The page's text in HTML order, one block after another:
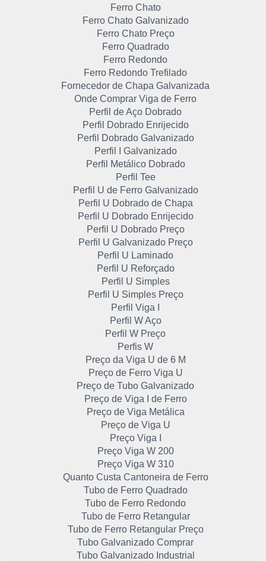
Ferro Chato
Ferro Chato Galvanizado
Ferro Chato Preço
Ferro Quadrado
Ferro Redondo
Ferro Redondo Trefilado
Fornecedor de Chapa Galvanizada
Onde Comprar Viga de Ferro
Perfil de Aço Dobrado
Perfil Dobrado Enrijecido
Perfil Dobrado Galvanizado
Perfil I Galvanizado
Perfil Metálico Dobrado
Perfil Tee
Perfil U de Ferro Galvanizado
Perfil U Dobrado de Chapa
Perfil U Dobrado Enrijecido
Perfil U Dobrado Preço
Perfil U Galvanizado Preço
Perfil U Laminado
Perfil U Reforçado
Perfil U Simples
Perfil U Simples Preço
Perfil Viga I
Perfil W Aço
Perfil W Preço
Perfis W
Preço da Viga U de 6 M
Preço de Ferro Viga U
Preço de Tubo Galvanizado
Preço de Viga I de Ferro
Preço de Viga Metálica
Preço de Viga U
Preço Viga I
Preço Viga W 200
Preço Viga W 310
Quanto Custa Cantoneira de Ferro
Tubo de Ferro Quadrado
Tubo de Ferro Redondo
Tubo de Ferro Retangular
Tubo de Ferro Retangular Preço
Tubo Galvanizado Comprar
Tubo Galvanizado Industrial